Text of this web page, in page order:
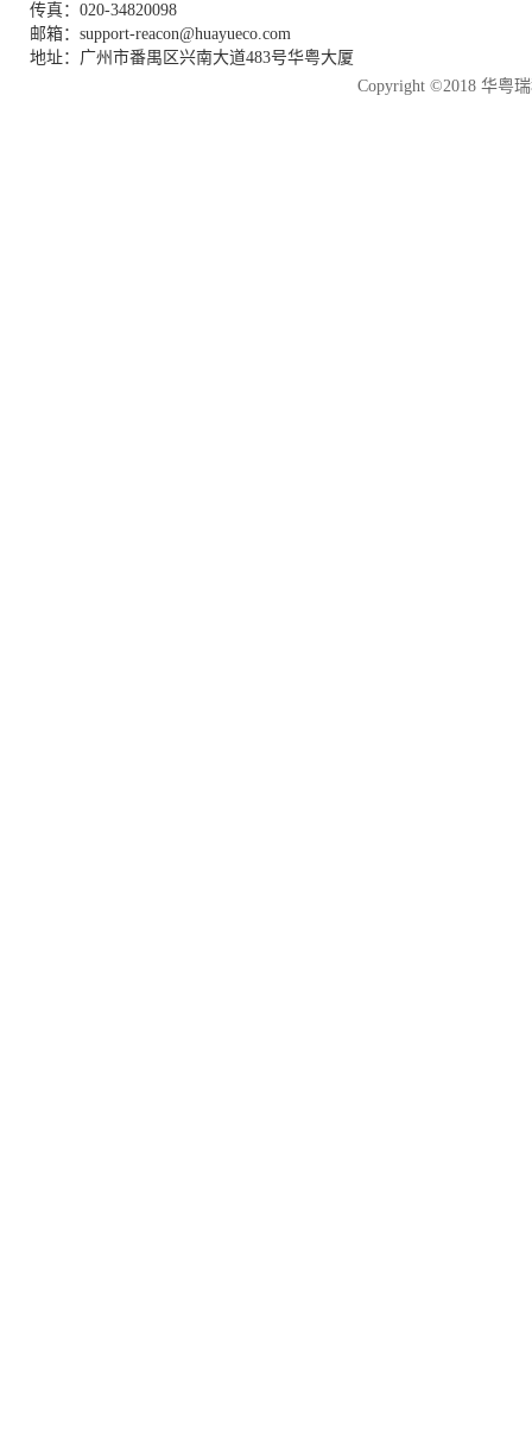
传真：020-34820098
邮箱：support-reacon@huayueco.com
地址：广州市番禺区兴南大道483号华粤大厦
Copyright ©2018 华粤